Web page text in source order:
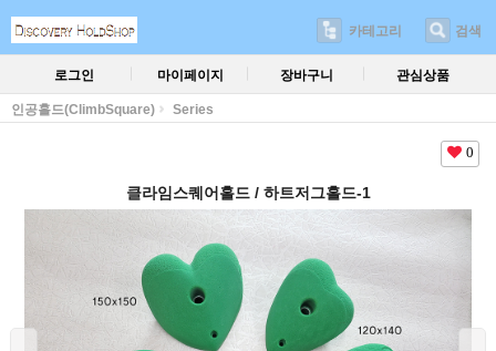
카테고리 검색
로그인 마이페이지 장바구니 관심상품
인공홀드(ClimbSquare) Series
0
클라임스퀘어홀드 / 하트저그홀드-1